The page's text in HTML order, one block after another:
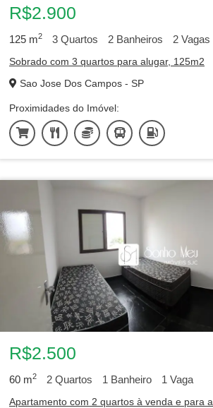
R$2.900
125 m2 3 Quartos 2 Banheiros 2 Vagas
Sobrado com 3 quartos para alugar, 125m2
Sao Jose Dos Campos - SP
Proximidades do Imóvel:
R$2.500
60 m2 2 Quartos 1 Banheiro 1 Vaga
Apartamento com 2 quartos à venda e para